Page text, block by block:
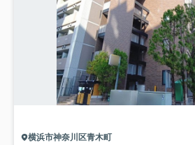
横浜市神奈川区青木町